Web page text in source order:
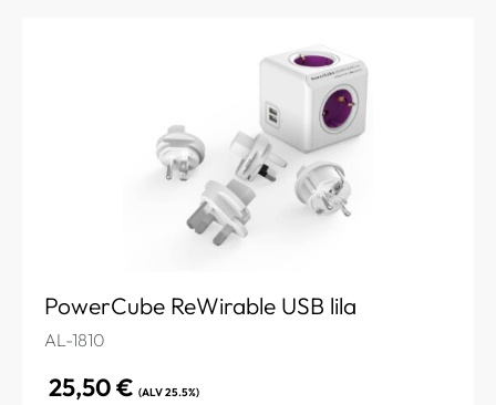
PowerCube ReWirable USB lila
AL-1810
25,50€ (ALV 25.5%)